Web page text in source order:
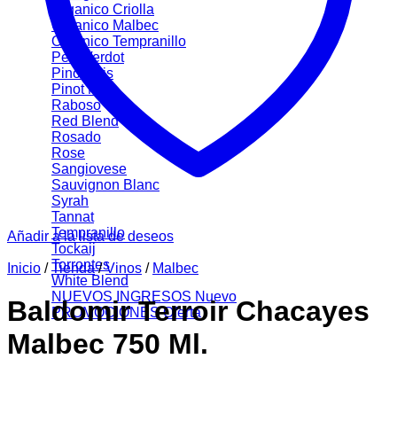
Organico Criolla
Organico Malbec
Organico Tempranillo
Petit Verdot
Pinot Gris
Pinot Noir
Raboso
Red Blend
Rosado
Rose
Sangiovese
Sauvignon Blanc
Syrah
Tannat
Tempranillo
Tockaij
Torrontes
White Blend
NUEVOS INGRESOS
PROMOCIONES
Añadir a la lista de deseos
Inicio / Tienda / Vinos / Malbec
Baldomir Terroir Chacayes
Malbec 750 Ml.